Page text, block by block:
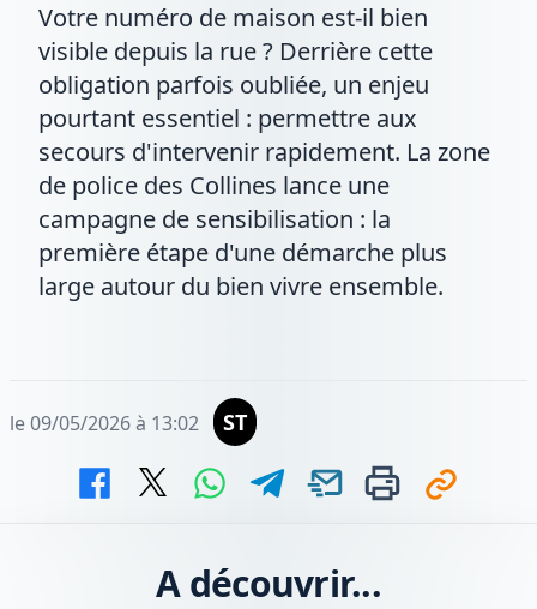
Votre numéro de maison est-il bien
visible depuis la rue ? Derrière cette
obligation parfois oubliée, un enjeu
pourtant essentiel : permettre aux
secours d'intervenir rapidement. La zone
de police des Collines lance une
campagne de sensibilisation : la
première étape d'une démarche plus
large autour du bien vivre ensemble.
le 09/05/2026 à 13:02 ST
A découvrir...